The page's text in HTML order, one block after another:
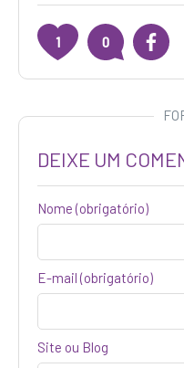
1 0
DEIXE UM
Nome (obrigatório)
E-mail (obrigatório)
Site ou Blog